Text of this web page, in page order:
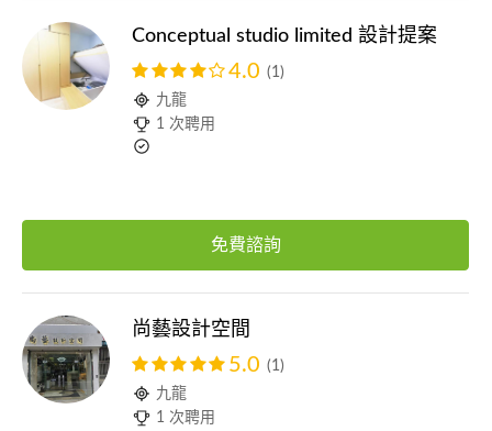
Conceptual studio limited 設計提案
4.0 (1)
九龍
1 次聘用
免費諮詢
尚藝設計空間
5.0 (1)
九龍
1 次聘用